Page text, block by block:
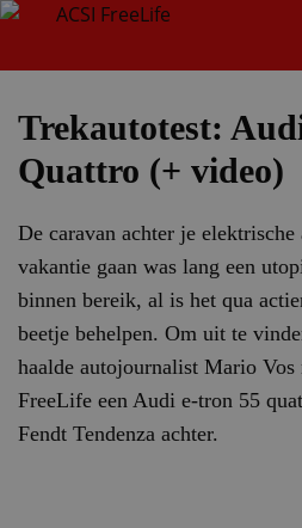
Zoeken
Trekautotest:
Quattro (+ video)
De caravan achter je elektrische
vakantie gaan was lang een
binnen bereik, al is het qua
beetje behelpen. Om uit te
haalde autojournalist Mario Vos
FreeLife een Audi e-tron 55
Fendt Tendenza achter.